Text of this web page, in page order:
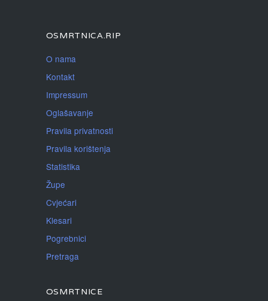
OSMRTNICA.RIP
O nama
Kontakt
Impressum
Oglašavanje
Pravila privatnosti
Pravila korištenja
Statistika
Župe
Cvjećari
Klesari
Pogrebnici
Pretraga
OSMRTNICE